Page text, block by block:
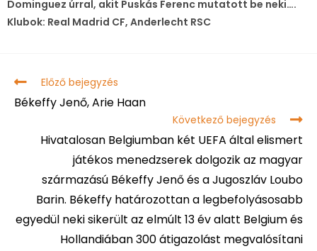
Dominguez úrral, akit Puskás Ferenc mutatott be neki….
Klubok: Real Madrid CF, Anderlecht RSC
Előző bejegyzés
Békeffy Jenő, Arie Haan
Következő bejegyzés
Hivatalosan Belgiumban két UEFA által elismert
játékos menedzserek dolgozik az magyar
származású Békeffy Jenő és a Jugoszláv Loubo
Barin. Békeffy határozottan a legbefolyásosabb
egyedül neki sikerült az elmúlt 13 év alatt Belgium és
Hollandiában 300 átigazolást megvalósítani